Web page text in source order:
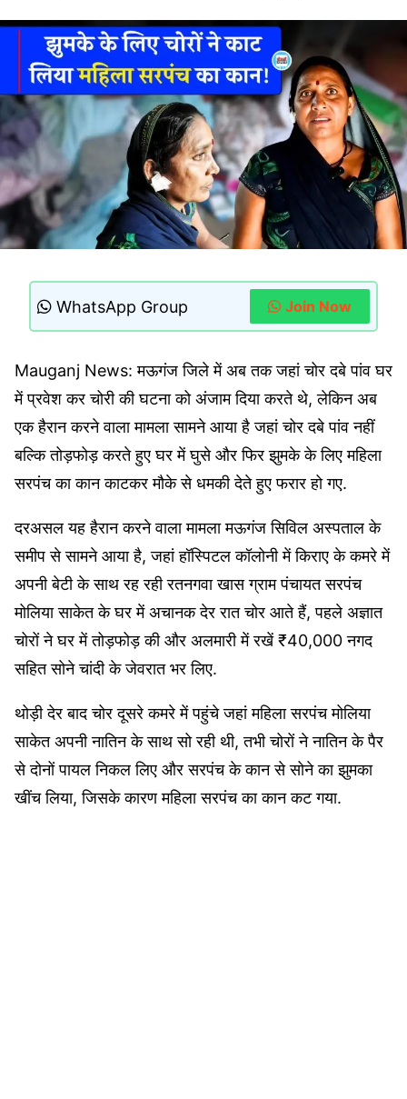
WhatsApp Group Join Now
Mauganj News: मऊगंज जिले में अब तक जहां चोर दबे पांव घर
में प्रवेश कर चोरी की घटना को अंजाम दिया करते थे, लेकिन अब
एक हैरान करने वाला मामला सामने आया है जहां चोर दबे पांव नहीं
बल्कि तोड़फोड़ करते हुए घर में घुसे और फिर झुमके के लिए महिला
सरपंच का कान काटकर मौके से धमकी देते हुए फरार हो गए.
दरअसल यह हैरान करने वाला मामला मऊगंज सिविल अस्पताल के
समीप से सामने आया है, जहां हॉस्पिटल कॉलोनी में किराए के कमरे में
अपनी बेटी के साथ रह रही रतनगवा खास ग्राम पंचायत सरपंच
मोलिया साकेत के घर में अचानक देर रात चोर आते हैं, पहले अज्ञात
चोरों ने घर में तोड़फोड़ की और अलमारी में रखें ₹40,000 नगद
सहित सोने चांदी के जेवरात भर लिए.
थोड़ी देर बाद चोर दूसरे कमरे में पहुंचे जहां महिला सरपंच मोलिया
साकेत अपनी नातिन के साथ सो रही थी, तभी चोरों ने नातिन के पैर
से दोनों पायल निकल लिए और सरपंच के कान से सोने का झुमका
खींच लिया, जिसके कारण महिला सरपंच का कान कट गया.